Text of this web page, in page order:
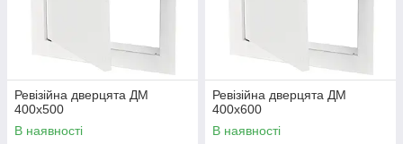
Ревізійна дверцята ДМ
400х500
В наявності
Ревізійна дверцята ДМ
400х600
В наявності